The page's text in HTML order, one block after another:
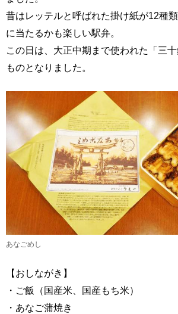
昔はレッテルと呼ばれた掛け紙が12種
に当たるかも楽しい駅弁。
この日は、大正中期まで使われた「三
ものとなりました。
あなごめし
【おしながき】
・ご飯（国産米、国産もち米）
・あなご蒲焼き